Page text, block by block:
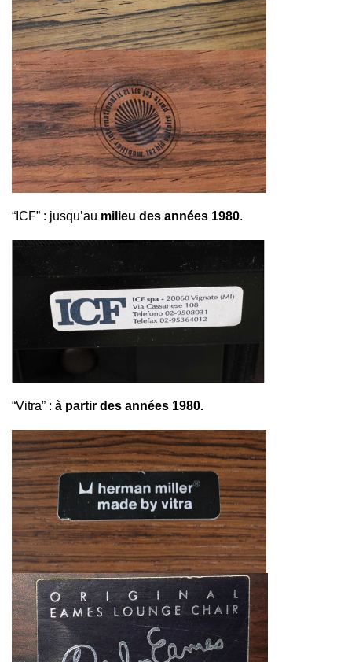
“ICF” : jusqu’au milieu des années 1980.
“Vitra” : à partir des années 1980.